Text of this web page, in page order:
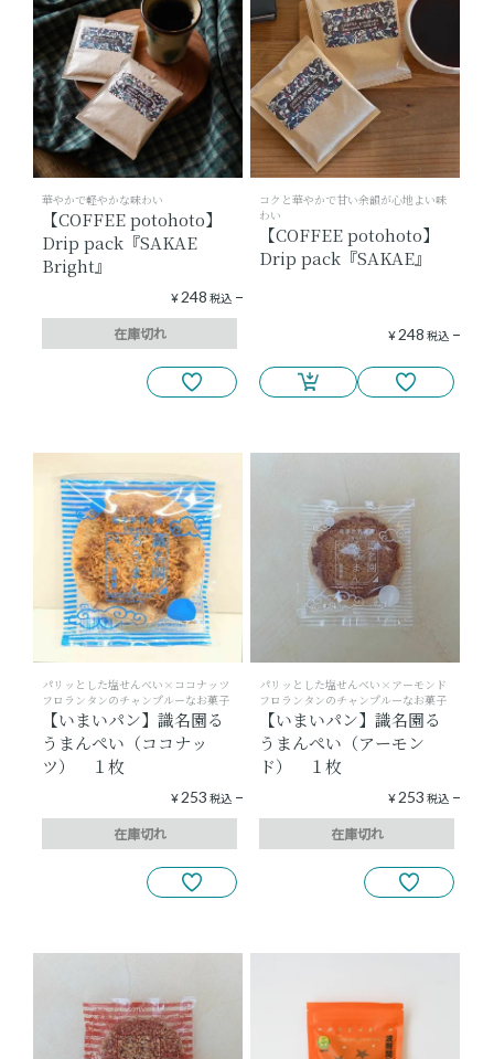
華やかで軽やかな味わい
【COFFEE potohoto】
Drip pack『SAKAE
Bright』
¥ 248 税込
在庫切れ
コクと華やかで甘い余韻が心地よい味
わい
【COFFEE potohoto】
Drip pack『SAKAE』
¥ 248 税込
パリッとした塩せんべい×ココナッツ
フロランタンのチャンプルーなお菓子
【いまいパン】識名園る
うまんぺい（ココナッ
ツ） １枚
¥ 253 税込
在庫切れ
パリッとした塩せんべい×アーモンド
フロランタンのチャンプルーなお菓子
【いまいパン】識名園る
うまんぺい（アーモン
ド） １枚
¥ 253 税込
在庫切れ